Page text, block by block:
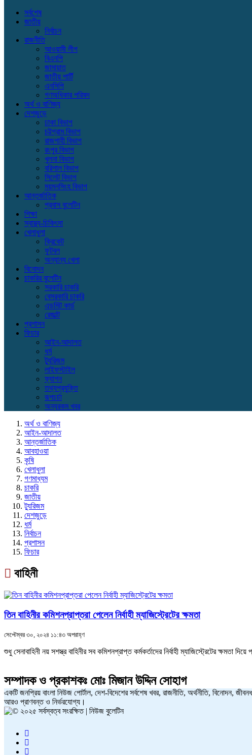
সর্বশেষ
জাতীয়
নির্বাচন
রাজনীতি
আওয়ামী লীগ
বিএনপি
জামায়াত
জাতীয় পার্টি
এনসিপি
গণঅধিকার পরিষদ
অর্থ ও বাণিজ্য
দেশজুড়ে
ঢাকা বিভাগ
চট্টগ্রাম বিভাগ
রাজশাহী বিভাগ
রংপুর বিভাগ
খুলনা বিভাগ
বরিশাল বিভাগ
সিলেট বিভাগ
ময়মনসিংহ বিভাগ
আন্তর্জাতিক
প্রবাস বুলেটিন
শিক্ষা
স্বাস্থ্য-চিকিৎসা
খেলাধুলা
ক্রিকেট
ফুটবল
অন্যান্য খেলা
বিনোদন
চাকরির বুলেটিন
সরকারি চাকরি
বেসরকারি চাকরি
এডমিট কার্ড
রেজাল্ট
প্রশাসন
ফিচার
আইন-আদালত
ধর্ম
ট্যুরিজম
লাইফস্টাইল
ফ্যাশন
তথ্যপ্রযুক্তি
রূপচর্চা
অন্যরকম খবর
অর্থ ও বাণিজ্য
আইন-আদালত
আন্তর্জাতিক
আবহাওয়া
কৃষি
খেলাধুলা
গণমাধ্যম
চাকরি
জাতীয়
ট্যুরিজম
দেশজুড়ে
ধর্ম
নির্বাচন
প্রশাসন
ফিচার
বাহিনী
তিন বাহিনীর কমিশনপ্রাপ্তরা পেলেন নির্বাহী ম্যাজিস্ট্রেটের ক্ষমতা
সেপ্টেম্বর ৩০, ২০২৪ ১১:৪৩ অপরাহ্ণ
শুধু সেনাবাহিনী নয় সশস্ত্র বাহিনীর সব কমিশনপ্রাপ্ত কর্মকর্তাদের নির্বাহী ম্যাজিস্ট্রেটের
সম্পাদক ও প্রকাশকঃ মোঃ মিজান উদ্দিন সোহাগ
একটি জনপ্রিয় বাংলা নিউজ পোর্টাল, দেশ-বিদেশের সর্বশেষ খবর, রাজনীতি, অর্থনীতি, বিনোদন,
আরও প্রাণবন্ত ও নির্ভরযোগ্য।